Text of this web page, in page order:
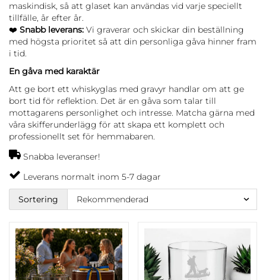
maskindisk, så att glaset kan användas vid varje speciellt
tillfälle, år efter år.
❤️ Snabb leverans: Vi graverar och skickar din beställning
med högsta prioritet så att din personliga gåva hinner fram
i tid.
En gåva med karaktär
Att ge bort ett whiskyglas med gravyr handlar om att ge
bort tid för reflektion. Det är en gåva som talar till
mottagarens personlighet och intresse. Matcha gärna med
våra skifferunderlägg för att skapa ett komplett och
professionellt set för hemmabaren.
Snabba leveranser!
Leverans normalt inom 5-7 dagar
Sortering